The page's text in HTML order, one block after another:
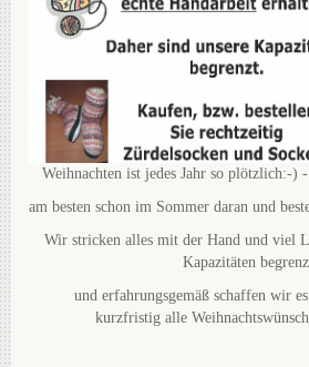
Weihnachten ist jedes Jahr so plötzlich:-)
am besten schon im Sommer daran und
Wir stricken alles mit der Hand und viel
Kapazitäten
und erfahrungsgemäß schaffen wir
kurzfristig alle